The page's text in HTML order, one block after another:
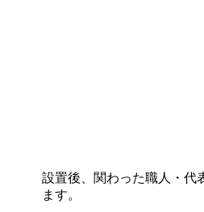
設置後、関わった職人・代
ます。